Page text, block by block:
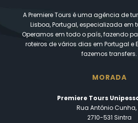
A Premiere Tours é uma agência de
Lisboa, Portugal, especializada em
Operamos em todo o país, fazendo
roteiros de vários dias em Portugal e
fazemos transfers.
MORADA
Premiere Tours
Rua António Cunha,
2710-531 Sintra